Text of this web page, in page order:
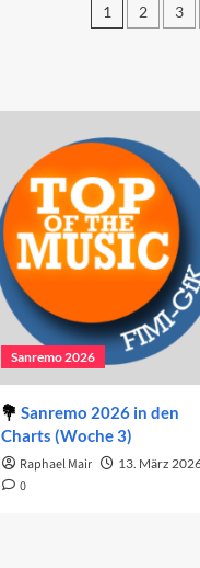
Abend
1 2 3
Sanremo 2026
Sanremo 2026 in den
Charts (Woche 3)
Raphael Mair 13. März
0